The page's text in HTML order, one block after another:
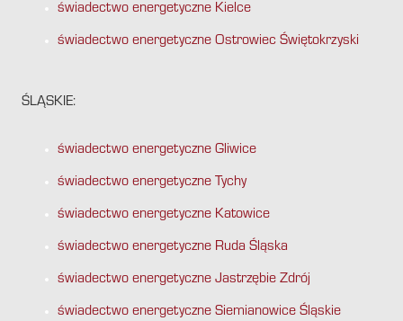
świadectwo energetyczne Kielce
świadectwo energetyczne Ostrowiec Świętokrzyski
ŚLĄSKIE:
świadectwo energetyczne Gliwice
świadectwo energetyczne Tychy
świadectwo energetyczne Katowice
świadectwo energetyczne Ruda Śląska
świadectwo energetyczne Jastrzębie Zdrój
świadectwo energetyczne Siemianowice Śląskie